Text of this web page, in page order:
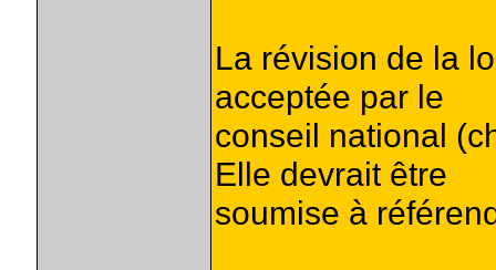
La révision de la
acceptée par le
conseil national
Elle devrait être
soumise à